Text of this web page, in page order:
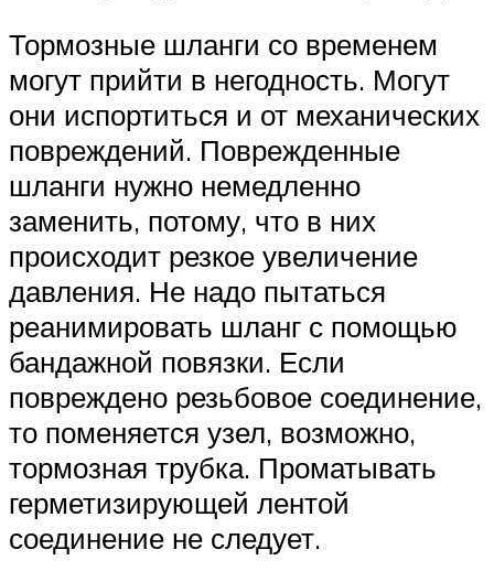
Тормозные шланги со временем
могут прийти в негодность. Могут
они испортиться и от механических
повреждений. Поврежденные
шланги нужно немедленно
заменить, потому, что в них
происходит резкое увеличение
давления. Не надо пытаться
реанимировать шланг с помощью
бандажной повязки. Если
повреждено резьбовое соединение,
то поменяется узел, возможно,
тормозная трубка. Проматывать
герметизирующей лентой
соединение не следует.